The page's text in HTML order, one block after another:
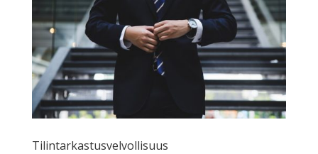
Tilintarkastusvelvollisuus